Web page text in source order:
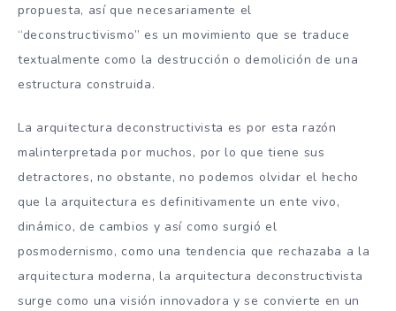
propuesta, así que necesariamente el
“deconstructivismo” es un movimiento que se traduce
textualmente como la destrucción o demolición de una
estructura construida.
La arquitectura deconstructivista es por esta razón
malinterpretada por muchos, por lo que tiene sus
detractores, no obstante, no podemos olvidar el hecho
que la arquitectura es definitivamente un ente vivo,
dinámico, de cambios y así como surgió el
posmodernismo, como una tendencia que rechazaba a la
arquitectura moderna, la arquitectura deconstructivista
surge como una visión innovadora y se convierte en un